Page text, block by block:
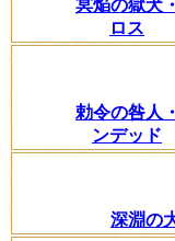
冥焔の獄犬
ロス
勅令の咎人
ンデッド
深淵の